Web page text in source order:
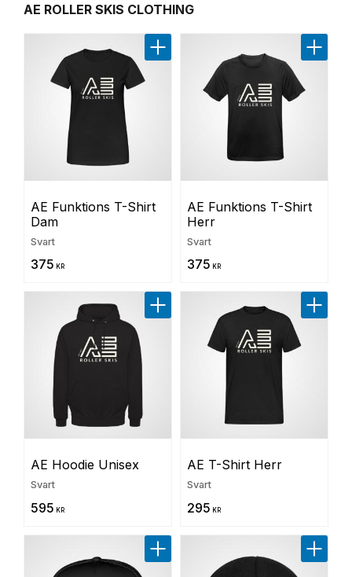
AE ROLLER SKIS CLOTHING
AE Funktions T-Shirt
Dam
Svart
375 KR
Lägg till i favoriter
AE Funktions T-Shirt
Herr
Svart
375 KR
Lägg
AE Hoodie Unisex
Svart
595 KR
Lägg till i favoriter
AE T-Shirt Herr
Svart
295 KR
Lägg
Lägg till i favoriter Lägg